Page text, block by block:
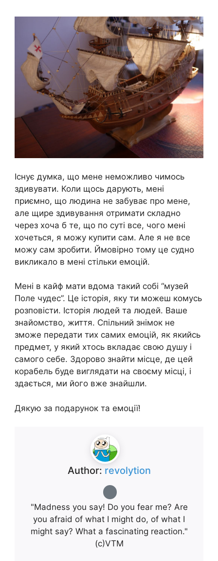
Існує думка, що мене неможливо чимось
здивувати. Коли щось дарують, мені
приємно, що людина не забуває про мене,
але щире здивування отримати складно
через хоча б те, що по суті все, чого мені
хочеться, я можу купити сам. Але я не все
можу сам зробити. Ймовірно тому це судно
викликало в мені стільки емоцій.
Мені в кайф мати вдома такий собі “музей
Поле чудес”. Це історія, яку ти можеш комусь
розповісти. Історія людей та людей. Ваше
знайомство, життя. Спільний знімок не
зможе передати тих самих емоцій, як якийсь
предмет, у який хтось вкладає свою душу і
самого себе. Здорово знайти місце, де цей
корабель буде виглядати на своєму місці, і
здається, ми його вже знайшли.
Дякую за подарунок та емоції!
Author: revolytion
"Madness you say! Do you fear me? Are
you afraid of what I might do, of what I
might say? What a fascinating reaction."
(с)VTM